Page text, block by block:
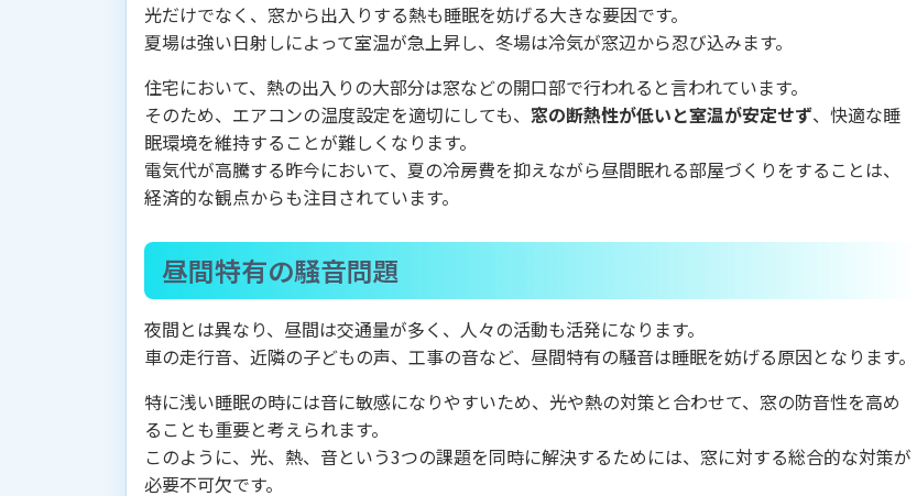
光だけでなく、窓から出入りする熱も睡眠を妨げる大きな要因です。
夏場は強い日射しによって室温が急上昇し、冬場は冷気が窓辺から忍び込みます。
住宅において、熱の出入りの大部分は窓などの開口部で行われると言われています。
そのため、エアコンの温度設定を適切にしても、 窓の断熱性が低いと室温が安定せず、快適な睡
眠環境を維持することが難しくなります。
電気代が高騰する昨今において、夏の冷房費を抑えながら昼間眠れる部屋づくりをすることは、
経済的な観点からも注目されています。
昼間特有の騒音問題
夜間とは異なり、昼間は交通量が多く、人々の活動も活発になります。
車の走行音、近隣の子どもの声、工事の音など、昼間特有の騒音は睡眠を妨げる原因となります。
特に浅い睡眠の時には音に敏感になりやすいため、光や熱の対策と合わせて、窓の防音性を高め
ることも重要と考えられます。
このように、光、熱、音という3つの課題を同時に解決するためには、窓に対する総合的な対策が
必要不可欠です。